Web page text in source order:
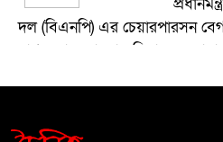
দল (বিএনপি) এর চেয়ারপারসন
মাগফেরাত কামনায় মিলাদ ও দোয়া